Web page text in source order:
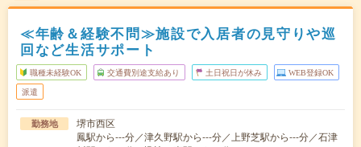
≪年齢＆経験不問≫施設で入居者の見守りや巡
回など生活サポート
職種未経験OK 交通費別途支給あり 土日祝日が休み WEB登録OK
派遣
勤務地
堺市西区
鳳駅から---分／津久野駅から---分／上野芝駅から---分／石津